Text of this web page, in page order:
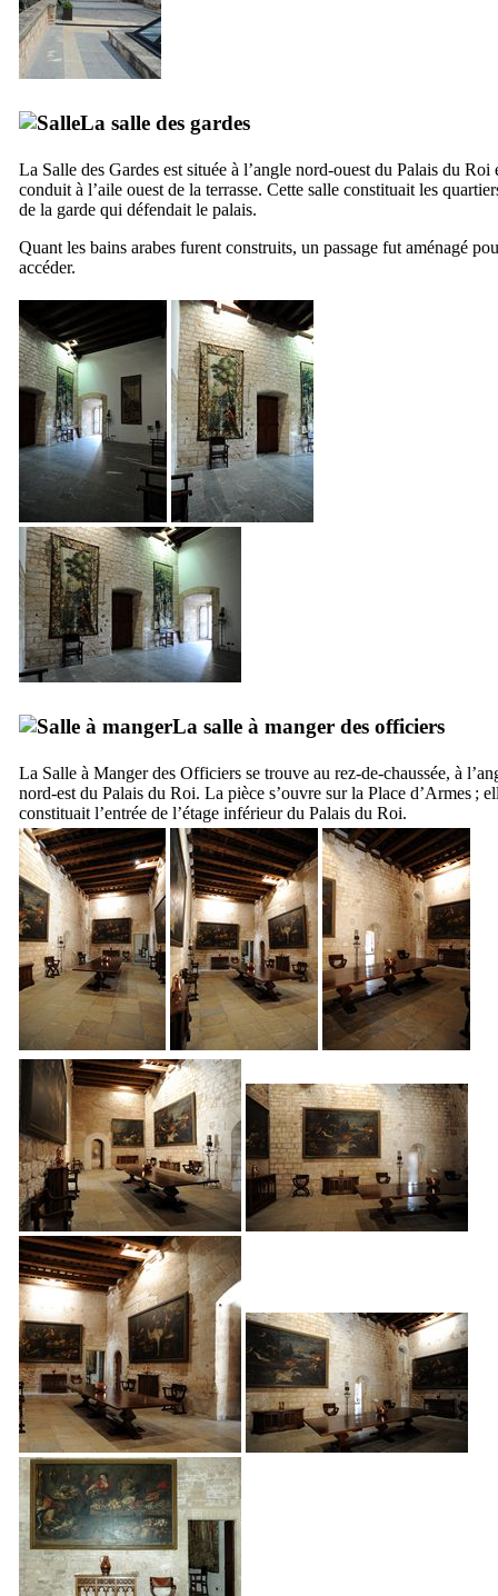
La salle des gardes
La Salle des Gardes est située à l’angle nord-ouest du Palais du Roi
conduit à l’aile ouest de la terrasse. Cette salle constituait les
de la garde qui défendait le palais.
Quant les bains arabes furent construits, un passage fut aménagé
accéder.
La salle à manger des officiers
La Salle à Manger des Officiers se trouve au rez-de-chaussée, à
nord-est du Palais du Roi. La pièce s’ouvre sur la Place d’Armes ;
constituait l’entrée de l’étage inférieur du Palais du Roi.